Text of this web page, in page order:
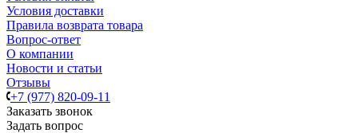
Условия доставки
Правила возврата товара
Вопрос-ответ
О компании
Новости и статьи
Отзывы
+7 (977) 820-09-11
Заказать звонок
Задать вопрос